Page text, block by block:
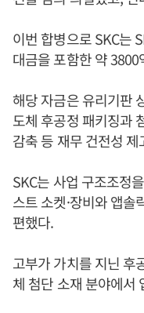
이번 합병으로 SKC는
대금을 포함한 약
해당 자금은 유리기판
도체 후공정 패키징과
감축 등 재무 건전성
SKC는 사업 구조조정
스트 소켓·장비와 앱
편했다.
고부가 가치를 지닌 후
체 첨단 소재 분야에서